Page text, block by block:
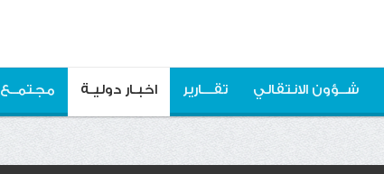
شــؤون الانتقالي تقـــارير اخبـار دوليـة مجتمــع